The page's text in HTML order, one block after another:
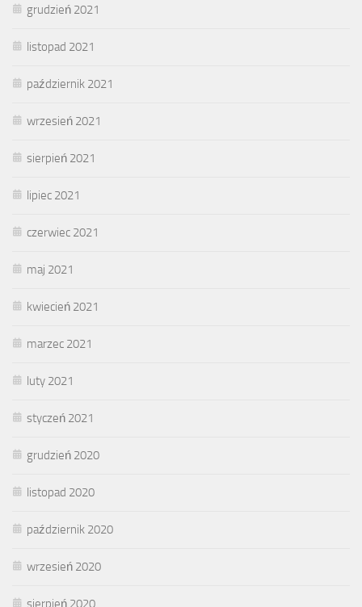
grudzień 2021
listopad 2021
październik 2021
wrzesień 2021
sierpień 2021
lipiec 2021
czerwiec 2021
maj 2021
kwiecień 2021
marzec 2021
luty 2021
styczeń 2021
grudzień 2020
listopad 2020
październik 2020
wrzesień 2020
sierpień 2020